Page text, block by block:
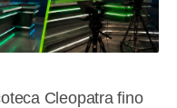
Cleopatra fino